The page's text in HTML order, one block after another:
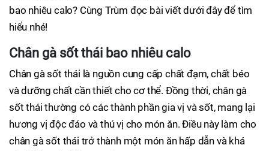
bao nhiêu calo? Cùng Trùm đọc bài viết dưới đây để tìm
hiểu nhé!
Chân gà sốt thái bao nhiêu calo
Chân gà sốt thái là nguồn cung cấp chất đạm, chất béo
và dưỡng chất cần thiết cho cơ thể. Đồng thời, chân gà
sốt thái thường có các thành phần gia vị và sốt, mang lại
hương vị độc đáo và thú vị cho món ăn. Điều này làm cho
chân gà sốt thái trở thành một món ăn hấp dẫn và khá